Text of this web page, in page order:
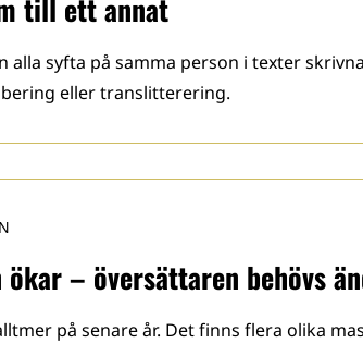
till ett annat
alla syfta på samma person i texter
eller translitterering.
– översättaren behövs
på senare år. Det finns flera olika